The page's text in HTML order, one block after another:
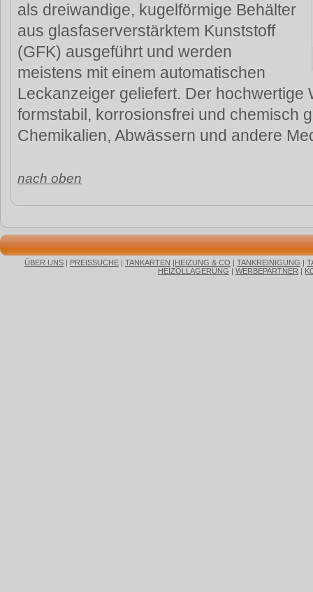
als dreiwandige, kugelförmige Behälter
aus glasfaserverstärktem Kunststoff
(GFK) ausgeführt und werden
meistens mit einem automatischen
Leckanzeiger geliefert. Der hochwertige
formstabil, korrosionsfrei und chemisch
Chemikalien, Abwässern und andere
nach oben
ÜBER UNS | PREISSUCHE | TANKARTEN |HEIZUNG & CO | TANKREINIGUNG |
HEIZÖLLAGERUNG | WERBEPARTNER |